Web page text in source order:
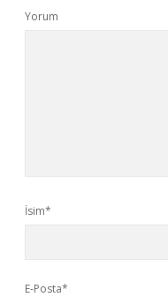
Yorum
İsim*
E-Posta*